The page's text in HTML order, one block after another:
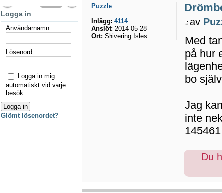
av
Med
på hur
bo
Jag
inte
Du
Puzzle
Inlägg: 4114
Anslöt: 2014-05-28
Ort: Shivering Isles
Logga in
Användarnamn
Lösenord
Logga in mig
automatiskt vid varje
besök.
Glömt lösenordet?